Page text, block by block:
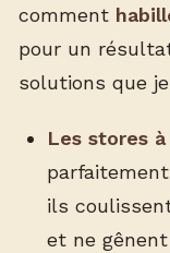
comment
pour un
solutions que
Les stores
ils
et ne